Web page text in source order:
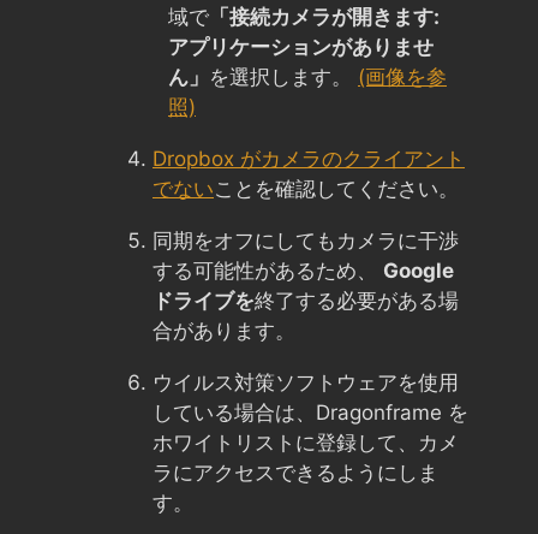
域で 「接続カメラが開きます:
アプリケーションがありませ
ん」 を選択します。 (画像を参
照)
Dropbox がカメラのクライアント
でないことを確認してください。
同期をオフにしてもカメラに干渉
する可能性があるため、 Google
ドライブを終了する必要がある場
合があります。
ウイルス対策ソフトウェアを使用
している場合は、Dragonframe を
ホワイトリストに登録して、カメ
ラにアクセスできるようにしま
す。